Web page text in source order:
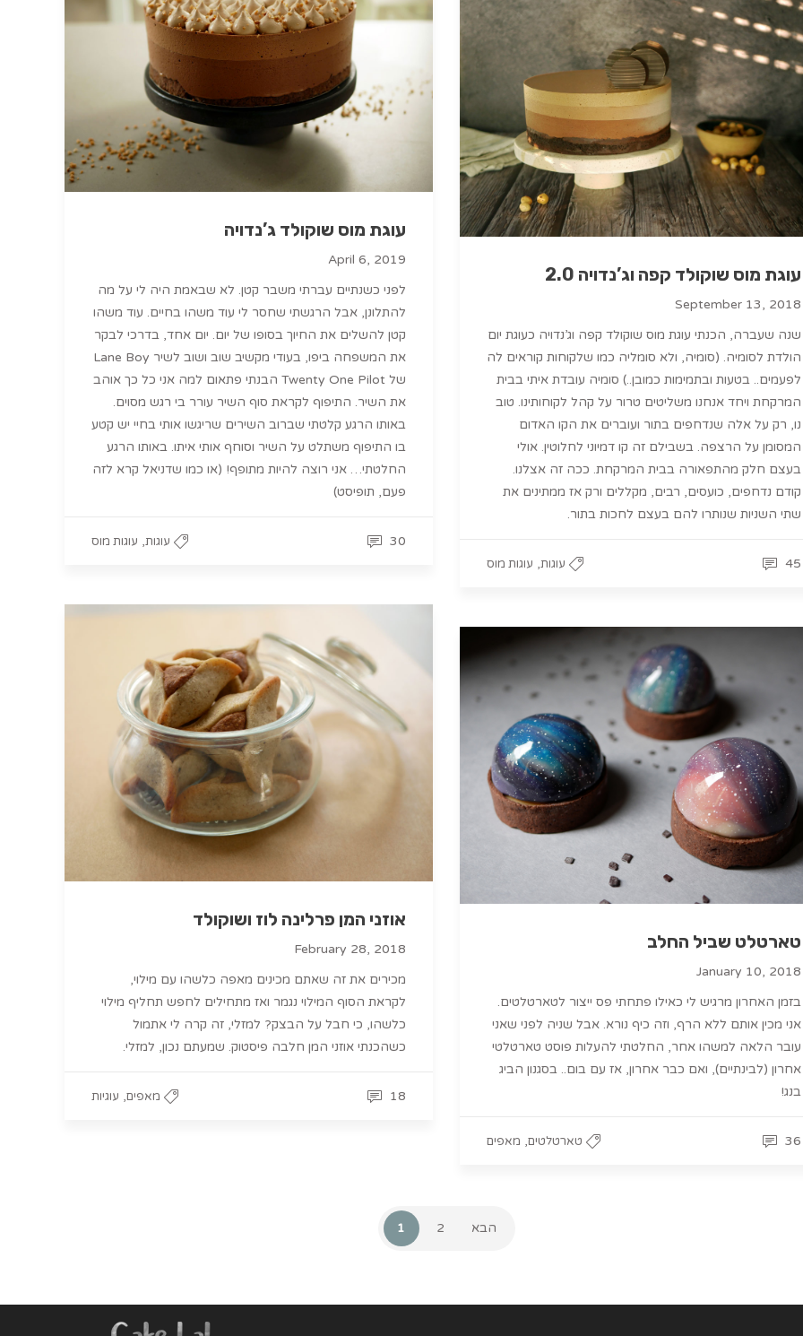
עוגת מוס שוקולד ג’נדויה
April 6, 2019
לפני כשנתיים עברתי משבר קטן. לא שבאמת היה לי על מה
להתלונן, אבל הרגשתי שחסר לי עוד משהו בחיים. עוד משהו
קטן להשלים את החיוך בסופו של יום. יום אחד, בדרכי לבקר
את המשפחה ביפו, בעודי מקשיב שוב ושוב לשיר Lane Boy
של Twenty One Pilot הבנתי פתאום למה אני כל כך אוהב
את השיר. התיפוף לקראת סוף השיר עורר בי רגש מסוים.
באותו הרגע קלטתי שברוב השירים שריגשו אותי בחיי יש קטע
בו התיפוף משתלט על השיר וסוחף אותי איתו. באותו הרגע
החלטתי… אני רוצה להיות מתופף! (או כמו שדניאל קרא לזה
פעם, תופיסט)
עוגות, עוגות מוס 30
עוגת מוס שוקולד קפה וג’נדויה 2.0
September 13, 2018
שנה שעברה, הכנתי עוגת מוס שוקולד קפה וג’נדויה כעוגת יום
הולדת לסומיה. (סומיה, ולא סומליה כמו שלקוחות קוראים לה
לפעמים.. בטעות ובתמימות כמובן..) סומיה עובדת איתי בבית
המרקחת ויחד אנחנו משליטים טרור על קהל לקוחותינו. טוב
נו, רק על אלה שנדחפים בתור ועוברים את הקו האדום
המסומן על הרצפה. בשבילם זה קו דמיוני לחלוטין. אולי
בעצם חלק מהתפאורה בבית המרקחת. ככה זה אצלנו.
קודם נדחפים, כועסים, רבים, מקללים ורק אז ממתינים את
שתי השניות שנותרו להם בעצם לחכות בתור.
עוגות, עוגות מוס 45
אוזני המן פרלינה לוז ושוקולד
February 28, 2018
מכירים את זה שאתם מכינים מאפה כלשהו עם מילוי,
לקראת הסוף המילוי נגמר ואז מתחילים לחפש תחליף מילוי
כלשהו, כי חבל על הבצק? למזלי, זה קרה לי אתמול
כשהכנתי אוזני המן חלבה פיסטוק. שמעתם נכון, למזלי.
מאפים, עוגיות 18
טארטלט שביל החלב
January 10, 2018
בזמן האחרון מרגיש לי כאילו פתחתי פס ייצור לטארטלטים.
אני מכין אותם ללא הרף, וזה כיף נורא. אבל שניה לפני שאני
עובר הלאה למשהו אחר, החלטתי להעלות פוסט טארטלטי
אחרון (לבינתיים), ואם כבר אחרון, אז עם בום.. בסגנון הביג
בנג!
טארטלטים, מאפים 36
1 2 הבא